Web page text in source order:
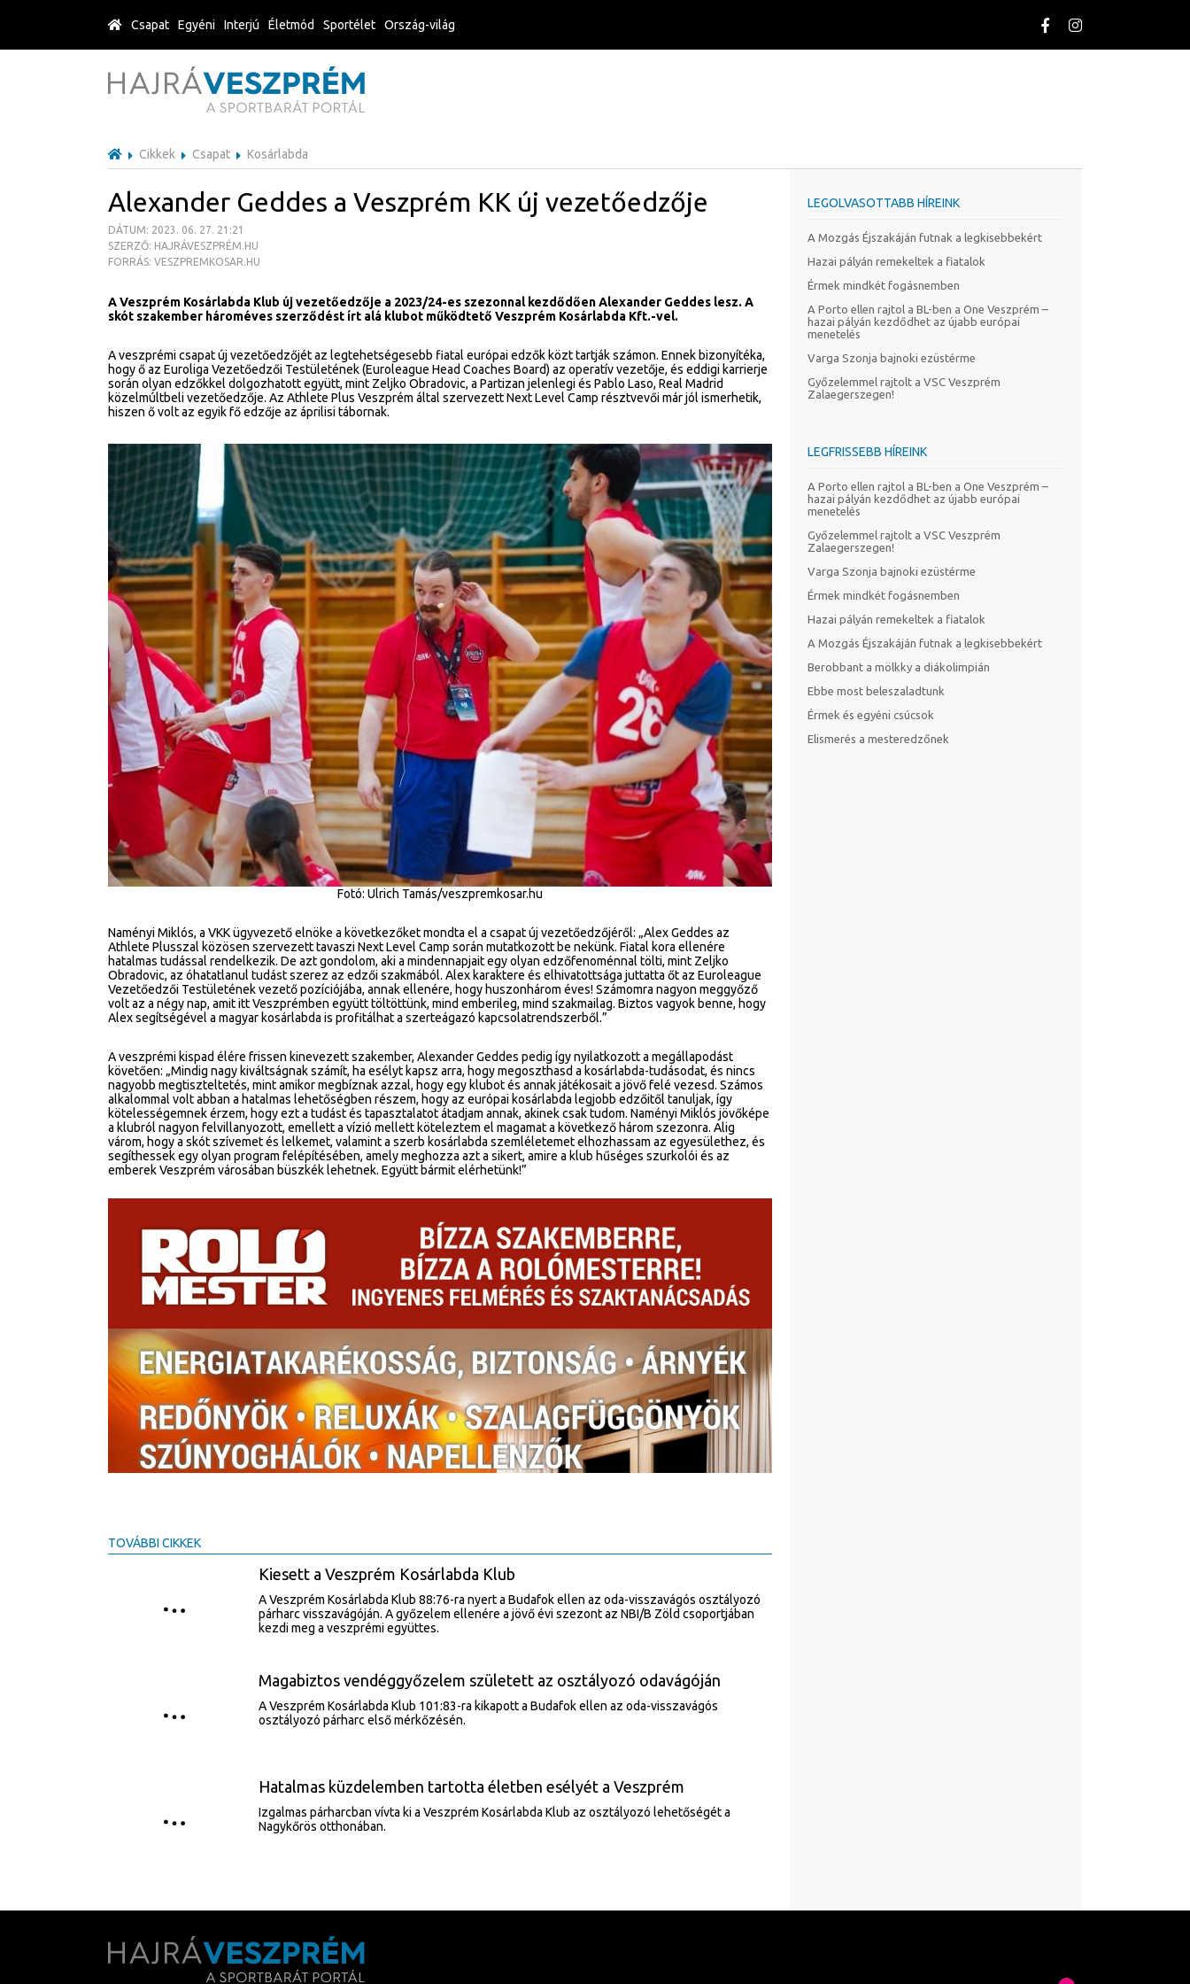
Cikkek Csapat Kosárlabda
Alexander Geddes a Veszprém KK új vezetőedzője
DÁTUM: 2023. 06. 27. 21:21
SZERZŐ: HAJRÁVESZPRÉM.HU
FORRÁS: VESZPREMKOSAR.HU
A Veszprém Kosárlabda Klub új vezetőedzője a 2023/24-es szezonnal kezdődően Alexander Geddes lesz. A
skót szakember hároméves szerződést írt alá klubot működtető Veszprém Kosárlabda Kft.-vel.
A veszprémi csapat új vezetőedzőjét az legtehetségesebb fiatal európai edzők közt tartják számon. Ennek bizonyítéka,
hogy ő az Euroliga Vezetőedzői Testületének (Euroleague Head Coaches Board) az operatív vezetője, és eddigi karrierje
során olyan edzőkkel dolgozhatott együtt, mint Zeljko Obradovic, a Partizan jelenlegi és Pablo Laso, Real Madrid
közelmúltbeli vezetőedzője. Az Athlete Plus Veszprém által szervezett Next Level Camp résztvevői már jól ismerhetik,
hiszen ő volt az egyik fő edzője az áprilisi tábornak.
Fotó: Ulrich Tamás/veszpremkosar.hu
Naményi Miklós, a VKK ügyvezető elnöke a következőket mondta el a csapat új vezetőedzőjéről: „Alex Geddes az
Athlete Plusszal közösen szervezett tavaszi Next Level Camp során mutatkozott be nekünk. Fiatal kora ellenére
hatalmas tudással rendelkezik. De azt gondolom, aki a mindennapjait egy olyan edzőfenoménnal tölti, mint Zeljko
Obradovic, az óhatatlanul tudást szerez az edzői szakmából. Alex karaktere és elhivatottsága juttatta őt az Euroleague
Vezetőedzői Testületének vezető pozíciójába, annak ellenére, hogy huszonhárom éves! Számomra nagyon meggyőző
volt az a négy nap, amit itt Veszprémben együtt töltöttünk, mind emberileg, mind szakmailag. Biztos vagyok benne, hogy
Alex segítségével a magyar kosárlabda is profitálhat a szerteágazó kapcsolatrendszerből.”
A veszprémi kispad élére frissen kinevezett szakember, Alexander Geddes pedig így nyilatkozott a megállapodást
követően: „Mindig nagy kiváltságnak számít, ha esélyt kapsz arra, hogy megoszthasd a kosárlabda-tudásodat, és nincs
nagyobb megtiszteltetés, mint amikor megbíznak azzal, hogy egy klubot és annak játékosait a jövő felé vezesd. Számos
alkalommal volt abban a hatalmas lehetőségben részem, hogy az európai kosárlabda legjobb edzőitől tanuljak, így
kötelességemnek érzem, hogy ezt a tudást és tapasztalatot átadjam annak, akinek csak tudom. Naményi Miklós jövőképe
a klubról nagyon felvillanyozott, emellett a vízió mellett köteleztem el magamat a következő három szezonra. Alig
várom, hogy a skót szívemet és lelkemet, valamint a szerb kosárlabda szemléletemet elhozhassam az egyesülethez, és
segíthessek egy olyan program felépítésében, amely meghozza azt a sikert, amire a klub hűséges szurkolói és az
emberek Veszprém városában büszkék lehetnek. Együtt bármit elérhetünk!”
TOVÁBBI CIKKEK
Kiesett a Veszprém Kosárlabda Klub
A Veszprém Kosárlabda Klub 88:76-ra nyert a Budafok ellen az oda-visszavágós osztályozó
párharc visszavágóján. A győzelem ellenére a jövő évi szezont az NBI/B Zöld csoportjában
kezdi meg a veszprémi együttes.
Magabiztos vendéggyőzelem született az osztályozó odavágóján
A Veszprém Kosárlabda Klub 101:83-ra kikapott a Budafok ellen az oda-visszavágós
osztályozó párharc első mérkőzésén.
Hatalmas küzdelemben tartotta életben esélyét a Veszprém
Izgalmas párharcban vívta ki a Veszprém Kosárlabda Klub az osztályozó lehetőségét a
Nagykőrös otthonában.
LEGOLVASOTTABB HÍREINK
A Mozgás Éjszakáján futnak a legkisebbekért
Hazai pályán remekeltek a fiatalok
Érmek mindkét fogásnemben
A Porto ellen rajtol a BL-ben a One Veszprém –
hazai pályán kezdődhet az újabb európai
menetelés
Varga Szonja bajnoki ezüstérme
Győzelemmel rajtolt a VSC Veszprém
Zalaegerszegen!
LEGFRISSEBB HÍREINK
A Porto ellen rajtol a BL-ben a One Veszprém –
hazai pályán kezdődhet az újabb európai
menetelés
Győzelemmel rajtolt a VSC Veszprém
Zalaegerszegen!
Varga Szonja bajnoki ezüstérme
Érmek mindkét fogásnemben
Hazai pályán remekeltek a fiatalok
A Mozgás Éjszakáján futnak a legkisebbekért
Berobbant a mölkky a diákolimpián
Ebbe most beleszaladtunk
Érmek és egyéni csúcsok
Elismerés a mesteredzőnek
Csapat Egyéni Interjú Életmód Sportélet Ország-világ